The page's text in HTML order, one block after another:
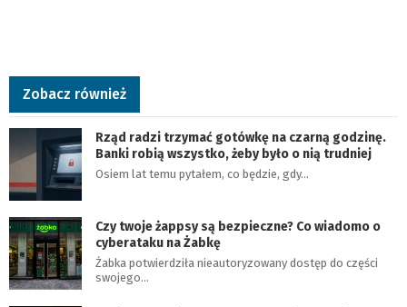
Zobacz również
Rząd radzi trzymać gotówkę na czarną godzinę.
Banki robią wszystko, żeby było o nią trudniej
Osiem lat temu pytałem, co będzie, gdy…
Czy twoje żappsy są bezpieczne? Co wiadomo o
cyberataku na Żabkę
Żabka potwierdziła nieautoryzowany dostęp do części
swojego…